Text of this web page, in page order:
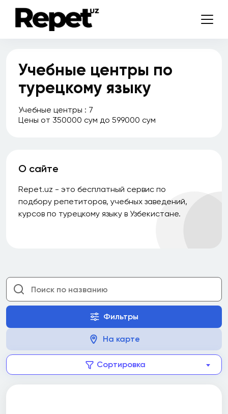
Учебные центры по
турецкому языку
Учебные центры : 7
Цены от 350000 сум до 599000 сум
О сайте
Repet.uz - это бесплатный сервис по
подбору репетиторов, учебных заведений,
курсов по турецкому языку в Узбекистане.
Фильтры
На карте
Сортировка